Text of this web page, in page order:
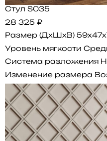
Стул S035
28 325 ₽
Размер (ДхШхВ)
Уровень мягкости
Система разложения
Изменение размера